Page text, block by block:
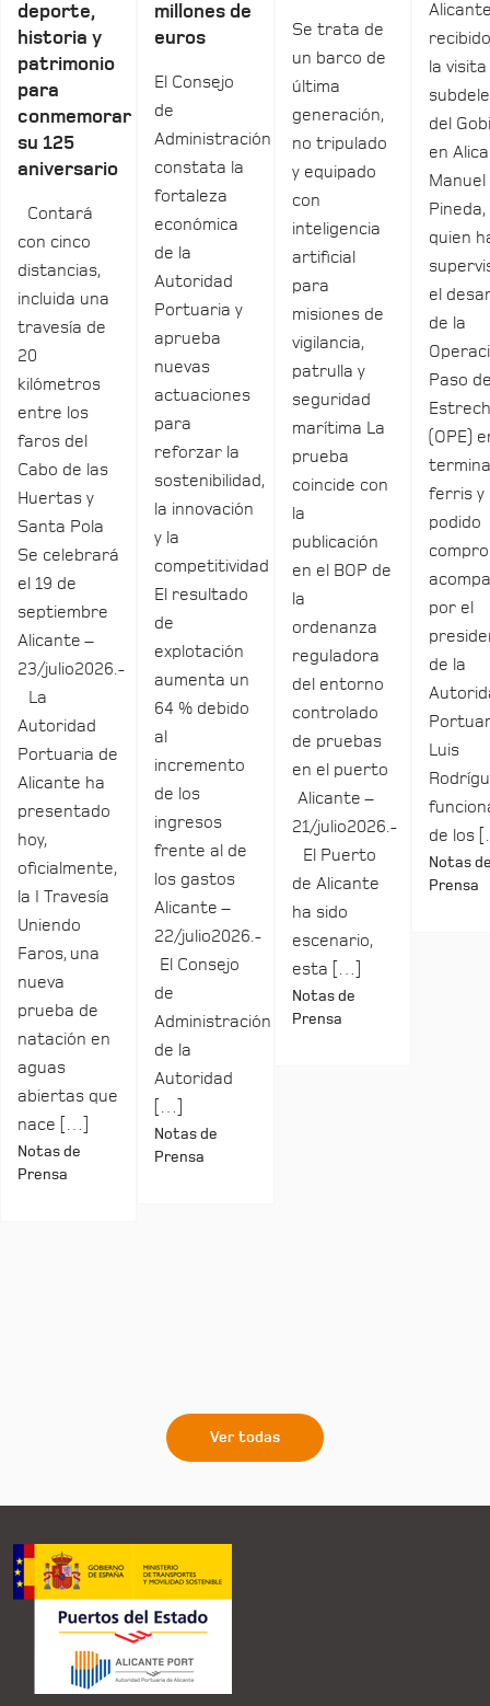
deporte,
historia y
patrimonio
para
conmemorar
su 125
aniversario
Contará
con cinco
distancias,
incluida una
travesía de
20
kilómetros
entre los
faros del
Cabo de las
Huertas y
Santa Pola
Se celebrará
el 19 de
septiembre
Alicante –
23/julio2026.-
La
Autoridad
Portuaria de
Alicante ha
presentado
hoy,
oficialmente,
la I Travesía
Uniendo
Faros, una
nueva
prueba de
natación en
aguas
abiertas que
nace […]
Notas de
Prensa
millones de
euros
El Consejo
de
Administración
constata la
fortaleza
económica
de la
Autoridad
Portuaria y
aprueba
nuevas
actuaciones
para
reforzar la
sostenibilidad,
la innovación
y la
competitividad
El resultado
de
explotación
aumenta un
64 % debido
al
incremento
de los
ingresos
frente al de
los gastos
Alicante –
22/julio2026.-
El Consejo
de
Administración
de la
Autoridad
Notas de
Prensa
Se trata de
un barco de
última
generación,
no tripulado
y equipado
con
inteligencia
artificial
para
misiones de
vigilancia,
patrulla y
seguridad
marítima La
prueba
coincide con
la
publicación
en el BOP de
la
ordenanza
reguladora
del entorno
controlado
de pruebas
en el puerto
Alicante –
21/julio2026.-
El Puerto
de Alicante
ha sido
escenario,
esta […]
Notas de
Prensa
la
del
en
Manuel
Pineda,
quien
el
de la
Paso
(OPE)
ferris y
podido
por el
de la
Luis
de los
Notas
Prensa
Ver todas